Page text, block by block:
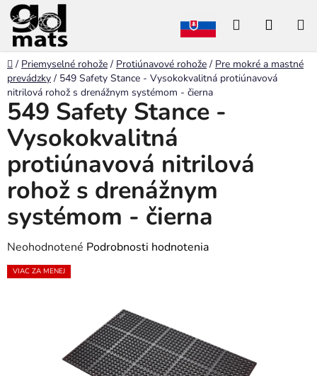
Prejsť
na
obsah
Hľadať
Domov
/ Priemyselné rohože / Protiúnavové rohože / Pre mokré a mastné
prevádzky / 549 Safety Stance - Vysokokvalitná protiúnavová
nitrilová rohož s drenážnym systémom - čierna
549 Safety Stance -
Vysokokvalitná
protiúnavová nitrilová
rohož s drenážnym
systémom - čierna
Priemerné
hodnotenie
Neohodnotené Podrobnosti hodnotenia
VIAC ZA MENEJ